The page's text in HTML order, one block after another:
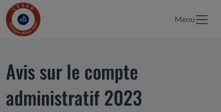
Menu
Avis sur le compte
administratif 2023